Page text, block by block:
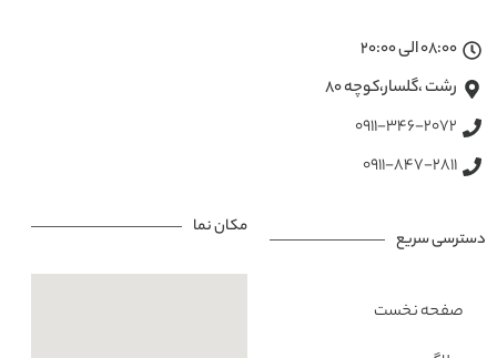
08:00 الی 20:00
رشت ،گلسار،کوچه ۸۰
0911-346-2072
0911-847-2811
دسترسی سریع
صفحه نخست
مکان نما